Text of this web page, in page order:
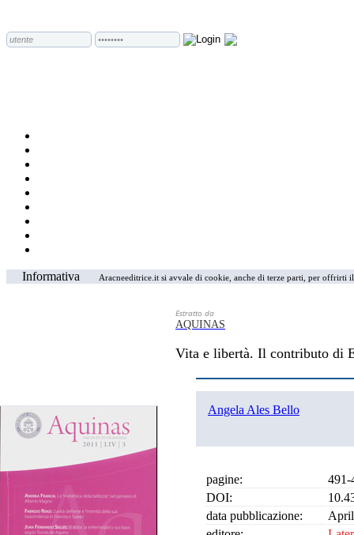
Informativa Aracneeditrice.it si avvale di cookie, anche di terze parti, per
Estratto da
AQUINAS
Vita e libertà. Il contributo di
Angela Ales Bello
pagine:
491-
DOI:
data pubblicazione: